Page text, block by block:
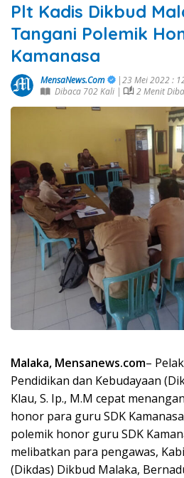
Plt Kadis Dikbud
Tangani Polemik
Kamanasa
MensaNews.Com
|23 Mei 2022 :
Dibaca 702 Kali |
2 Menit
Malaka, Mensanews.com–
Pendidikan dan Kebudayaan
Klau, S. Ip., M.M cepat
honor para guru SDK
polemik honor guru SDK
melibatkan para pengawas,
(Dikdas) Dikbud Malaka,